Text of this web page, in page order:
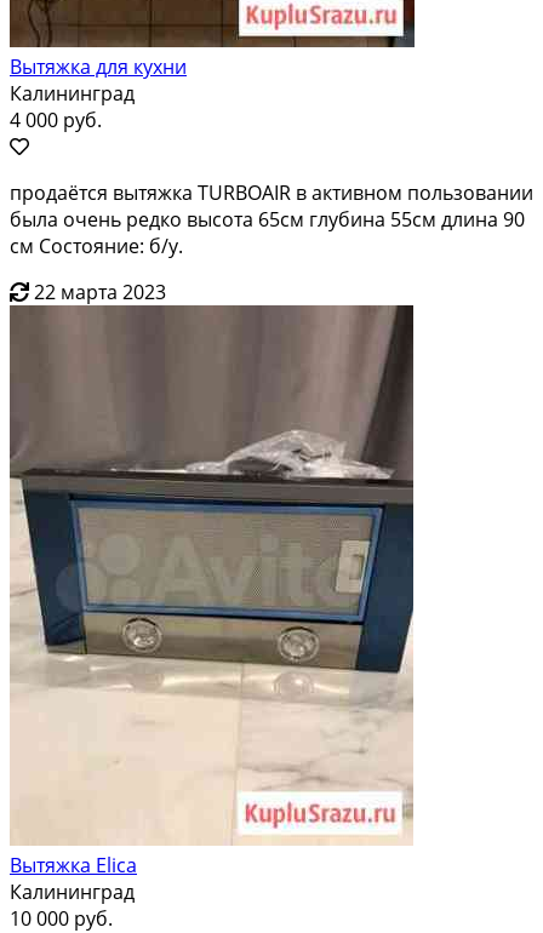
Вытяжка для кухни
Калининград
4 000 руб.
продаётся вытяжка TURBOAIR в активном пользовании
была очень редко высота 65см глубина 55см длина 90
см Состояние: б/у.
22 марта 2023
Вытяжка Elica
Калининград
10 000 руб.